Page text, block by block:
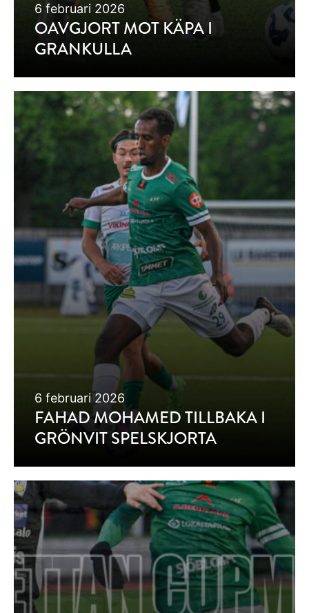
OAVGJORT MOT KÄPA I
GRANKULLA
6 februari 2026
FAHAD MOHAMED TILLBAKA I
GRÖNVIT SPELSKJORTA
6 februari 2026